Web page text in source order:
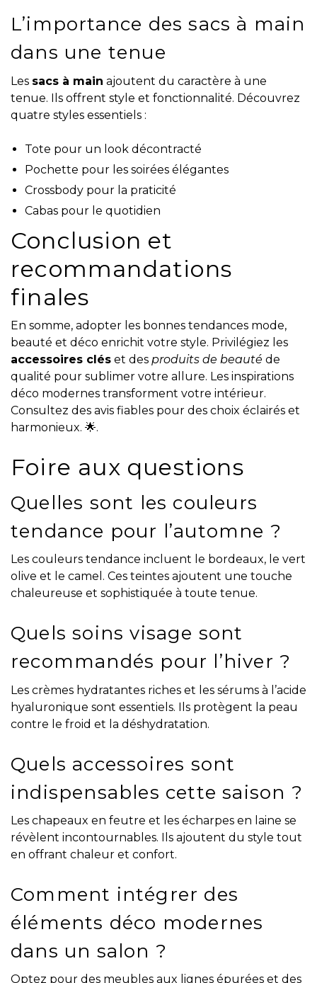
L’importance des sacs à main
dans une tenue
Les sacs à main ajoutent du caractère à une
tenue. Ils offrent style et fonctionnalité. Découvrez
quatre styles essentiels :
Tote pour un look décontracté
Pochette pour les soirées élégantes
Crossbody pour la praticité
Cabas pour le quotidien
Conclusion et
recommandations
finales
En somme, adopter les bonnes tendances mode,
beauté et déco enrichit votre style. Privilégiez les
accessoires clés et des produits de beauté de
qualité pour sublimer votre allure. Les inspirations
déco modernes transforment votre intérieur.
Consultez des avis fiables pour des choix éclairés et
harmonieux. 🌟.
Foire aux questions
Quelles sont les couleurs
tendance pour l’automne ?
Les couleurs tendance incluent le bordeaux, le vert
olive et le camel. Ces teintes ajoutent une touche
chaleureuse et sophistiquée à toute tenue.
Quels soins visage sont
recommandés pour l’hiver ?
Les crèmes hydratantes riches et les sérums à l’acide
hyaluronique sont essentiels. Ils protègent la peau
contre le froid et la déshydratation.
Quels accessoires sont
indispensables cette saison ?
Les chapeaux en feutre et les écharpes en laine se
révèlent incontournables. Ils ajoutent du style tout
en offrant chaleur et confort.
Comment intégrer des
éléments déco modernes
dans un salon ?
Optez pour des meubles aux lignes épurées et des